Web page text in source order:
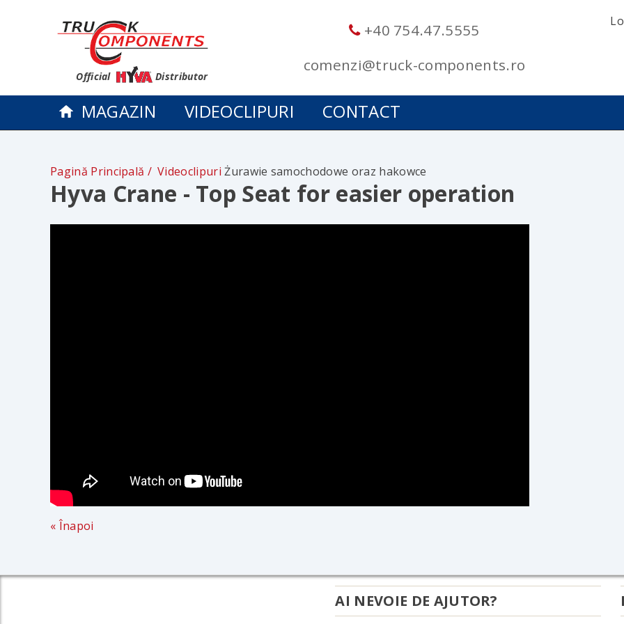
Official Distributor
+40 754.47.5555
comenzi@truck-components.ro
MAGAZIN VIDEOCLIPURI CONTACT
Pagină Principală Videoclipuri Żurawie samochodowe oraz hakowce
Hyva Crane - Top Seat for easier operation
« Înapoi
AI NEVOIE DE AJUTOR?